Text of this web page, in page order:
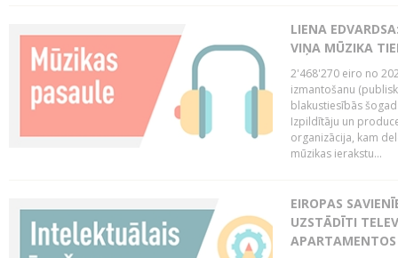
LIENA
VIŅA MŪZIKA
2'468'270 eiro no
izmantošanu
blakustiesībās
Izpildītāju un
organizācija, kam
mūzikas ierakstu...
EIROPAS
UZSTĀDĪTI